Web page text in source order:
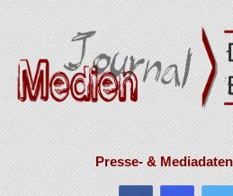
Presse- & Mediadaten